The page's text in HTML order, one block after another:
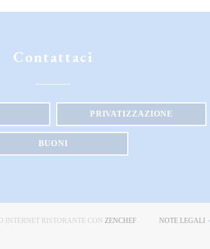
Contattaci
PRIVATIZZAZIONE
BUONI
RISTORANTE CON ZENCHEF ((APRE UNA NUOVA
NOTE LEGALI